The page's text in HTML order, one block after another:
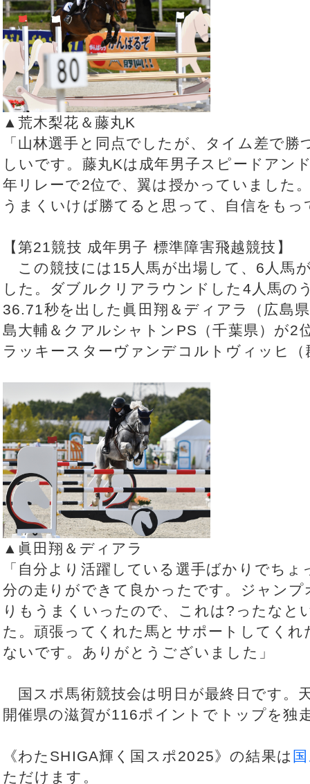
▲荒木梨花＆藤丸K
「山林選手と同点でしたが、タイム差で
しいです。藤丸Kは成年男子スピードアン
年リレーで2位で、翼は授かっていました
うまくいけば勝てると思って、自信をも
【第21競技 成年男子 標準障害飛越競技】
この競技には15人馬が出場して、6人馬
した。ダブルクリアラウンドした4人馬の
36.71秒を出した眞田翔＆ディアラ（広島
島大輔＆クアルシャトンPS（千葉県）が2
ラッキースターヴァンデコルトヴィッヒ
▲眞田翔＆ディアラ
「自分より活躍している選手ばかりでち
分の走りができて良かったです。ジャン
りもうまくいったので、これは?ったなと
た。頑張ってくれた馬とサポートしてく
ないです。ありがとうございました」
国スポ馬術競技会は明日が最終日です。
開催県の滋賀が116ポイントでトップを独
《わたSHIGA輝く国スポ2025》の結果は
ただけます。